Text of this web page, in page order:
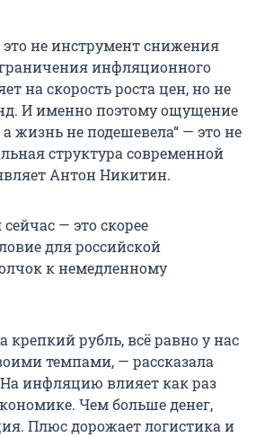
не инструмент снижения
инфляционного
на скорость роста цен, но не
И именно поэтому ощущение
а жизнь не подешевела“ — это не
структура современной
Антон Никитин.
— это скорее
для российской
к немедленному
крепкий рубль, всё равно у нас
темпами, — рассказала
инфляцию влияет как раз
Чем больше денег,
Плюс дорожает логистика и